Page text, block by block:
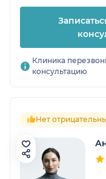
Клиника
консультацию
Нет